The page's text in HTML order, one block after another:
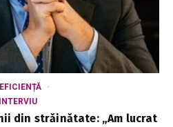
INTERVIU
din străinătate: „Am lucrat